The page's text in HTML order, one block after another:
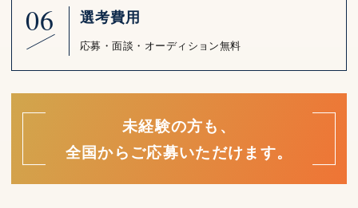
06 選考費用
応募・面談・オーディション無料
未経験の方も、
全国からご応募いただけます。